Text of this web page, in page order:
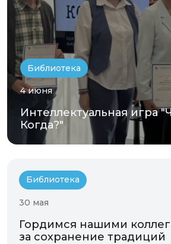
Библиотека
4 июня
Интеллектуальная игра
Когда?"
Библиотека
30 мая
Гордимся нашими
за сохранение традиций